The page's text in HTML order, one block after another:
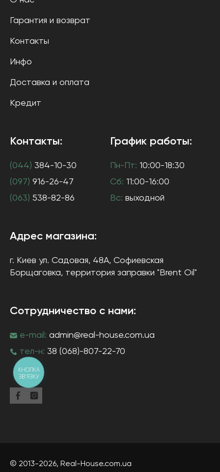
Гарантия и возврат
Контакты
Инфо
Доставка и оплата
Кредит
Контакты:
(044) 384-10-30
(097) 916-26-47
(063) 538-82-86
График работы:
Пн-Пт: 10:00-18:30
Сб: 11:00-16:00
Вс: выходной
Адрес магазина:
г. Киев ул. Садовая, 48А, Софиевская
Борщаговка, территория заправки "Brent Oil"
Сотрудничество с нами:
e-mail: admin@real-house.com.ua
тел-н: 38 (068)-807-22-70
© 2013-2026, Real-House.com.ua
КНОПКА
ЗВ'ЯЗКУ